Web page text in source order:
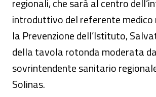
regionali, che sarà al centro
introduttivo del referente medico
la Prevenzione dell’Istituto,
della tavola rotonda moderata
sovrintendente sanitario
Solinas.